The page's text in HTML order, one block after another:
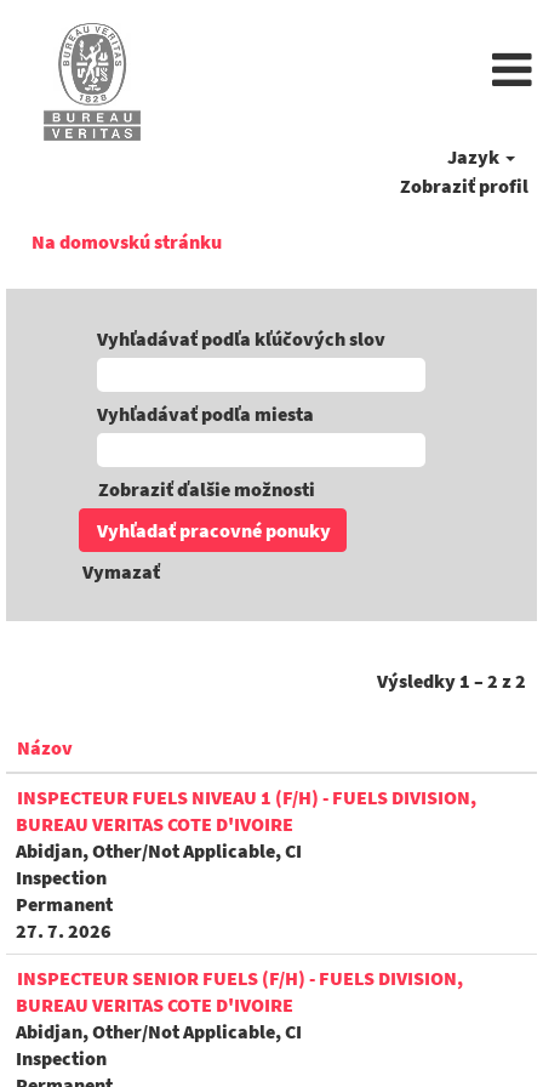
Jazyk
Zobraziť profil
Na domovskú stránku
Vyhľadávať podľa kľúčových slov
Vyhľadávať podľa miesta
Zobraziť ďalšie možnosti
Vymazať
Výsledky 1 – 2 z2
Názov
INSPECTEUR FUELS NIVEAU 1 (F/H) - FUELS DIVISION,
BUREAU VERITAS COTE D'IVOIRE
Abidjan, Other/Not Applicable, CI
Inspection
Permanent
27. 7. 2026
INSPECTEUR SENIOR FUELS (F/H) - FUELS DIVISION,
BUREAU VERITAS COTE D'IVOIRE
Abidjan, Other/Not Applicable, CI
Inspection